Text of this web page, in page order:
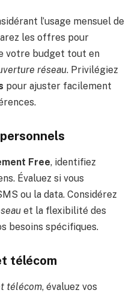
l’usage mensuel de
les offres pour
votre budget tout en
réseau. Privilégiez
pour ajuster facilement
Free, identifiez
Évaluez si vous
ou la data. Considérez
et la flexibilité des
besoins spécifiques.
télécom
télécom, évaluez vos